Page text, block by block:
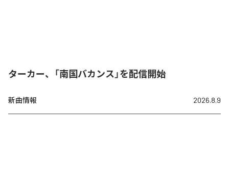
ターカー、「南国バカンス」を配信開始
新曲情報 2026.8.9